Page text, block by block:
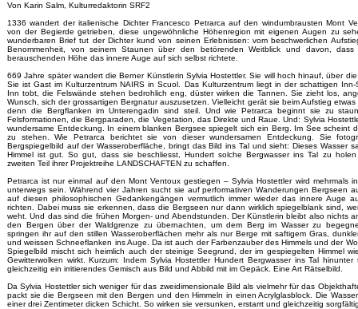
Von Karin Salm, Kulturredaktorin SRF2
1336 wandert der italienische Dichter Francesco Petrarca auf den windumbrausten Mont
von der Begierde getrieben, diese ungewöhnliche Höhenregion mit eigenen Augen zu
wunderbaren Brief tut der Dichter kund von seinen Erlebnissen: vom beschwerlichen
Benommenheit, von seinem Staunen über den betörenden Weitblick und davon,
berauschenden Höhe das innere Auge auf sich selbst richtete.
669 Jahre später wandert die Berner Künstlerin Sylvia Hostettler. Sie will hoch hinauf, über
Sie ist Gast im Kulturzentrum NAIRS in Scuol. Das Kulturzentrum liegt in der schattigen Inn-
Inn tobt, die Felswände stehen bedrohlich eng, düster wirken die Tannen. Sie zieht los,
Wunsch, sich der grossartigen Bergnatur auszusetzen. Vielleicht gerät sie beim Aufstieg etwas
denn die Bergflanken im Unterengadin sind steil. Und wie Petrarca beginnt sie zu
Felsformationen, die Bergparaden, die Vegetation, das Direkte und Raue. Und: Sylvia
wundersame Entdeckung. In einem blanken Bergsee spiegelt sich ein Berg. Im See scheint
zu stehen. Wie Petrarca berichtet sie von dieser wundersamen Entdeckung. Sie
Bergspiegelbild auf der Wasseroberfläche, bringt das Bild ins Tal und sieht: Dieses Wasser
Himmel ist gut. So gut, dass sie beschliesst, Hundert solche Bergwasser ins Tal zu
zweiten Teil ihrer Projektreihe LANDSCHAFTEN zu schaffen.
Petrarca ist nur einmal auf den Mont Ventoux gestiegen – Sylvia Hostettler wird mehrmals
unterwegs sein. Während vier Jahren sucht sie auf performativen Wanderungen Bergseen
auf diesen philosophischen Gedankengängen vermutlich immer wieder das innere Auge
richten. Dabei muss sie erkennen, dass die Bergseen nur dann wirklich spiegelblank sind,
weht. Und das sind die frühen Morgen- und Abendstunden. Der Künstlerin bleibt also nichts
den Bergen über der Waldgrenze zu übernachten, um dem Berg im Wasser zu
springen ihr auf den stillen Wasseroberflächen mehr als nur Berge mit saftigem Gras,
und weissen Schneeflanken ins Auge. Da ist auch der Farbenzauber des Himmels und der
Spiegelbild mischt sich heimlich auch der steinige Seegrund, der im gespiegelten Himmel
Gewitterwolken wirkt. Kurzum: Indem Sylvia Hostettler Hundert Bergwasser ins Tal
gleichzeitig ein irritierendes Gemisch aus Bild und Abbild mit im Gepäck. Eine Art Rätselbild.
Da Sylvia Hostettler sich weniger für das zweidimensionale Bild als vielmehr für das
packt sie die Bergseen mit den Bergen und den Himmeln in einen Acrylglasblock. Die
einer drei Zentimeter dicken Schicht. So wirken sie versunken, erstarrt und gleichzeitig